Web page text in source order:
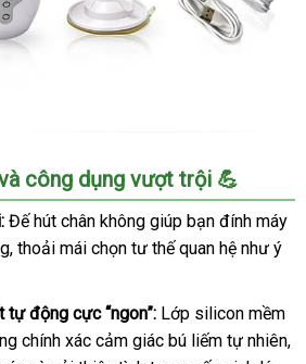
công dụng vượt trội 💪
Đế hút chân không giúp bạn đính máy
thoải mái chọn tư thế quan hệ như ý
tự động cực “ngon”: Lớp silicon mềm
chính xác cảm giác bú liếm tự nhiên,